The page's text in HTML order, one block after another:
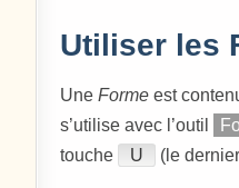
Utiliser les
UneForme est
s’utilise avec l’outil
touche
U (le